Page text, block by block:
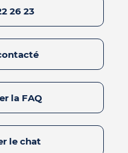
26 23
la FAQ
le chat